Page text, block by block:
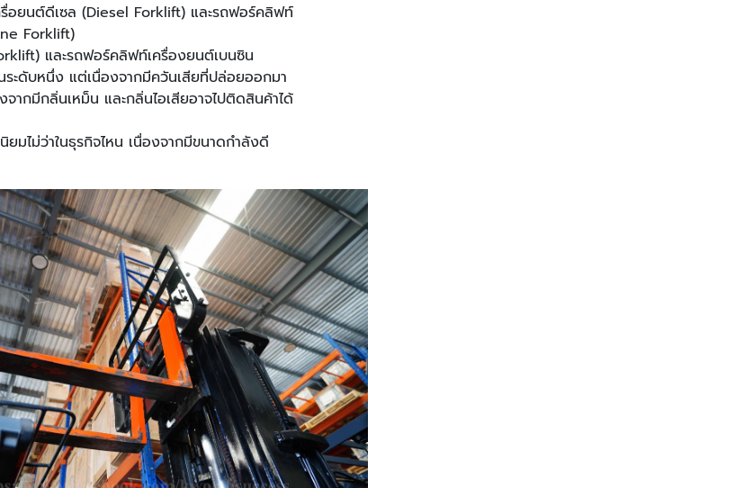
อยนต์ดีเซล (Diesel Forklift) และรถฟอร์คลิฟท์
Forklift)
และรถฟอร์คลิฟท์เครื่องยนต์เบนซิน
ะดับหนึ่ง แต่เนื่องจากมีควันเสียที่ปล่อยออกมา
จากมีกลิ่นเหม็น และกลิ่นไอเสียอาจไปติดสินค้าได้
ไม่ว่าในธุรกิจไหน เนื่องจากมีขนาดกำลังดี